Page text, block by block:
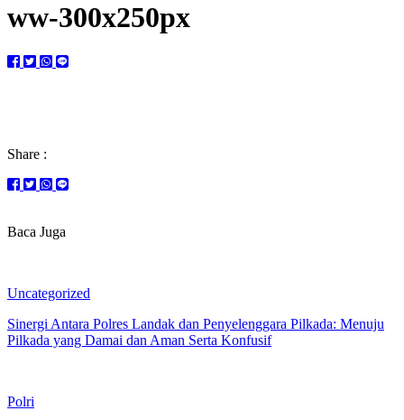
ww-300x250px
Share :
Baca Juga
Uncategorized
Sinergi Antara Polres Landak dan Penyelenggara Pilkada: Menuju
Pilkada yang Damai dan Aman Serta Konfusif
Polri